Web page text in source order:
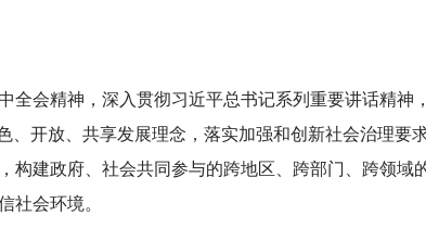
会精神，深入贯彻习近平总书记系列重要讲话精神
、开放、共享发展理念，落实加强和创新社会治理要
构建政府、社会共同参与的跨地区、跨部门、跨领域
社会环境。